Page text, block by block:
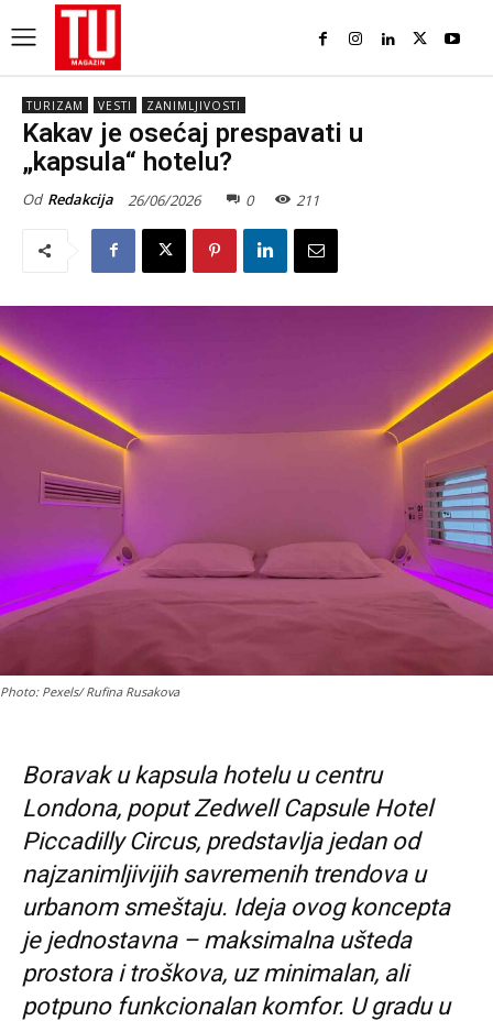
TURIZAM VESTI ZANIMLJIVOSTI
Kakav je osećaj prespavati u
„kapsula“ hotelu?
Od Redakcija 26/06/2026 0 211
Photo: Pexels/ Rufina Rusakova
Boravak u kapsula hotelu u centru
Londona, poput Zedwell Capsule Hotel
Piccadilly Circus, predstavlja jedan od
najzanimljivijih savremenih trendova u
urbanom smeštaju. Ideja ovog koncepta
je jednostavna – maksimalna ušteda
prostora i troškova, uz minimalan, ali
potpuno funkcionalan komfor. U gradu u